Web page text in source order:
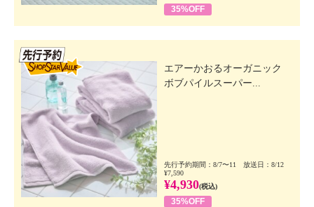
35%OFF
エアーかおるオーガニック
ボブパイルスーパー...
先行予約期間：8/7〜11 放送日：8/12
¥7,590
¥4,930(税込)
35%OFF